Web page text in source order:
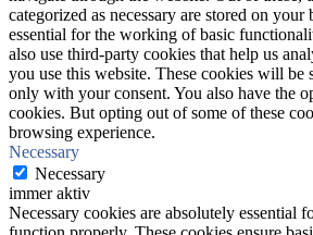
categorized as necessary are stored on your
essential for the working of basic
also use third-party cookies that help us
you use this website. These cookies will be
only with your consent. You also have the
cookies. But opting out of some of these
browsing experience.
Necessary
Necessary
immer aktiv
Necessary cookies are absolutely essential